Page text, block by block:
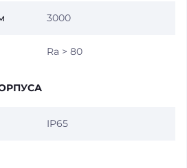
3000
Ra > 80
IP65